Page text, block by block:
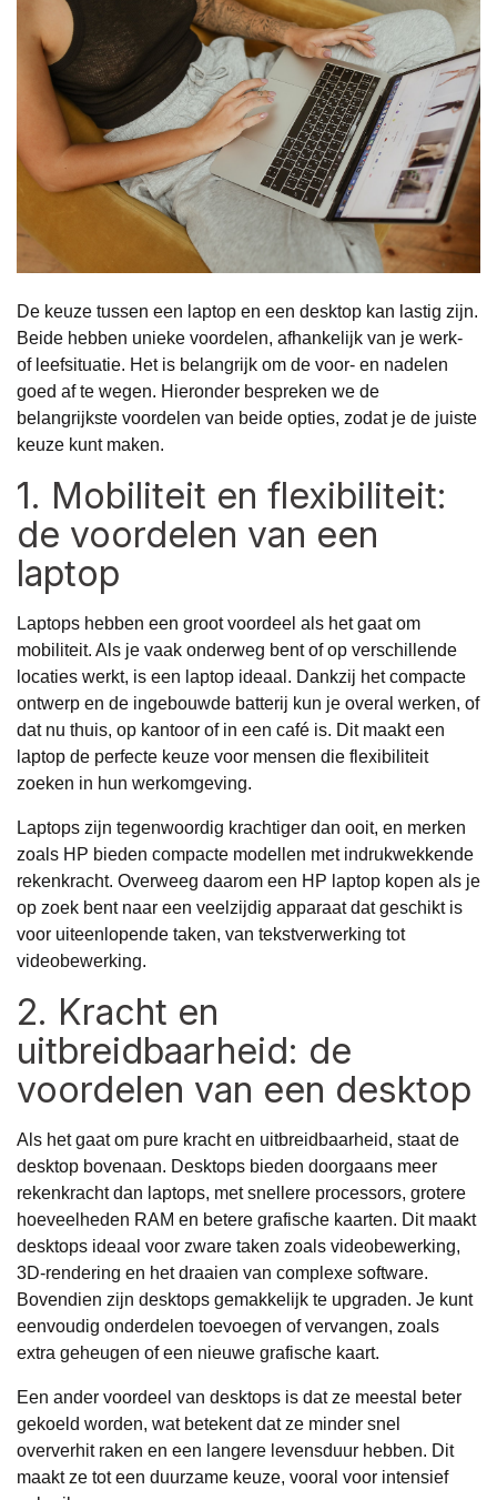
De keuze tussen een laptop en een desktop kan lastig zijn.
Beide hebben unieke voordelen, afhankelijk van je werk-
of leefsituatie. Het is belangrijk om de voor- en nadelen
goed af te wegen. Hieronder bespreken we de
belangrijkste voordelen van beide opties, zodat je de juiste
keuze kunt maken.
1. Mobiliteit en flexibiliteit:
de voordelen van een
laptop
Laptops hebben een groot voordeel als het gaat om
mobiliteit. Als je vaak onderweg bent of op verschillende
locaties werkt, is een laptop ideaal. Dankzij het compacte
ontwerp en de ingebouwde batterij kun je overal werken, of
dat nu thuis, op kantoor of in een café is. Dit maakt een
laptop de perfecte keuze voor mensen die flexibiliteit
zoeken in hun werkomgeving.
Laptops zijn tegenwoordig krachtiger dan ooit, en merken
zoals HP bieden compacte modellen met indrukwekkende
rekenkracht. Overweeg daarom een HP laptop kopen als je
op zoek bent naar een veelzijdig apparaat dat geschikt is
voor uiteenlopende taken, van tekstverwerking tot
videobewerking.
2. Kracht en
uitbreidbaarheid: de
voordelen van een desktop
Als het gaat om pure kracht en uitbreidbaarheid, staat de
desktop bovenaan. Desktops bieden doorgaans meer
rekenkracht dan laptops, met snellere processors, grotere
hoeveelheden RAM en betere grafische kaarten. Dit maakt
desktops ideaal voor zware taken zoals videobewerking,
3D-rendering en het draaien van complexe software.
Bovendien zijn desktops gemakkelijk te upgraden. Je kunt
eenvoudig onderdelen toevoegen of vervangen, zoals
extra geheugen of een nieuwe grafische kaart.
Een ander voordeel van desktops is dat ze meestal beter
gekoeld worden, wat betekent dat ze minder snel
oververhit raken en een langere levensduur hebben. Dit
maakt ze tot een duurzame keuze, vooral voor intensief